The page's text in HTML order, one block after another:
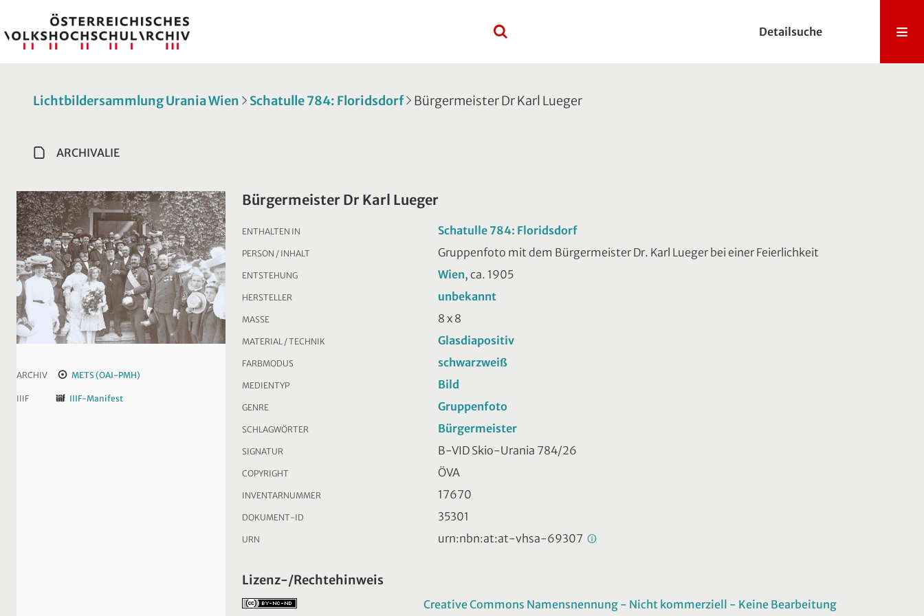
Detailsuche
Lichtbildersammlung Urania Wien Schatulle 784: Floridsdorf Bürgermeister Dr Karl Lueger
ARCHIVALIE
ARCHIV METS (OAI-PMH)
IIIF IIIF-Manifest
Bürgermeister Dr Karl Lueger
ENTHALTEN IN Schatulle 784: Floridsdorf
PERSON / INHALT Gruppenfoto mit dem Bürgermeister Dr. Karl Lueger bei einer Feierlichkeit
ENTSTEHUNG Wien, ca. 1905
HERSTELLER unbekannt
MASSE 8 x 8
MATERIAL / TECHNIK Glasdiapositiv
FARBMODUS schwarzweiß
MEDIENTYP Bild
GENRE Gruppenfoto
SCHLAGWÖRTER Bürgermeister
SIGNATUR B-VID Skio-Urania 784/26
COPYRIGHT ÖVA
INVENTARNUMMER 17670
DOKUMENT-ID 35301
URN urn:nbn:at:at-vhsa-69307
Lizenz-/Rechtehinweis
Creative Commons Namensnennung - Nicht kommerziell - Keine Bearbeitung